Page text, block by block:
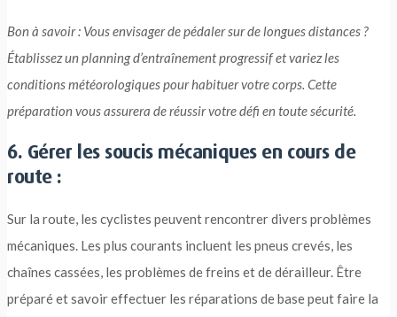
Bon à savoir : Vous envisager de pédaler sur de longues distances ?
Établissez un planning d’entraînement progressif et variez les
conditions météorologiques pour habituer votre corps. Cette
préparation vous assurera de réussir votre défi en toute sécurité.
6. Gérer les soucis mécaniques en cours de
route :
Sur la route, les cyclistes peuvent rencontrer divers problèmes
mécaniques. Les plus courants incluent les pneus crevés, les
chaînes cassées, les problèmes de freins et de dérailleur. Être
préparé et savoir effectuer les réparations de base peut faire la